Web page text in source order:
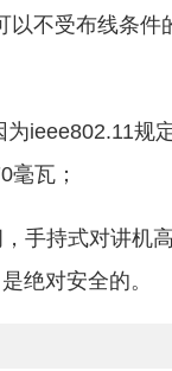
不受布线条件
ieee802.11规
毫瓦；
手持式对讲机
绝对安全的。